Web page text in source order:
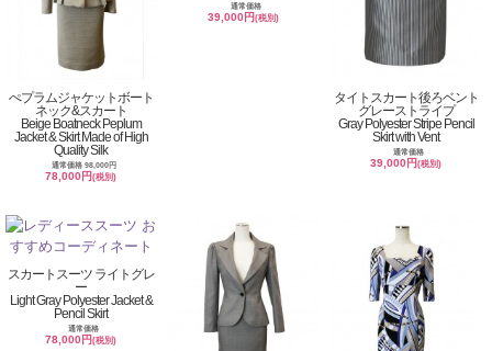
ぺプラムジャケットボート
ネック&スカート
Beige Boatneck Peplum
Jacket & Skirt Made of High
Quality Silk
通常価格 98,000円
78,000円(税別)
通常価格
39,000円(税別)
タイトスカート後ろベント
グレーストライプ
Gray Polyester Stripe Pencil
Skirt with Vent
通常価格
39,000円(税別)
スカートスーツ ライトグレ
ー
Light Gray Polyester Jacket &
Pencil Skirt
通常価格
78,000円(税別)